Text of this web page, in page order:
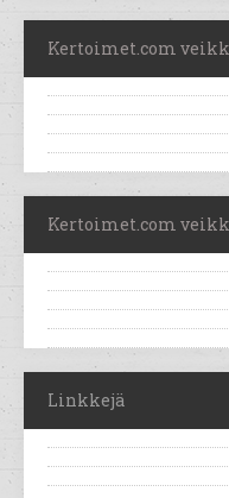
Kertoimet.com
Kertoimet.com
Linkkejä